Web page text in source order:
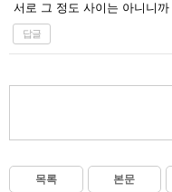
서로 그 정도 사이는 아니니
답글
목록 본문